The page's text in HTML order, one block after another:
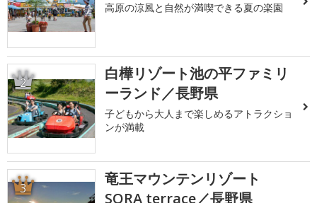
高原の涼風と自然が満喫できる夏の楽園
2
白樺リゾート池の平ファミリ
ーランド／長野県
子どもから大人まで楽しめるアトラクショ
ンが満載
3
竜王マウンテンリゾート
SORA terrace／長野県